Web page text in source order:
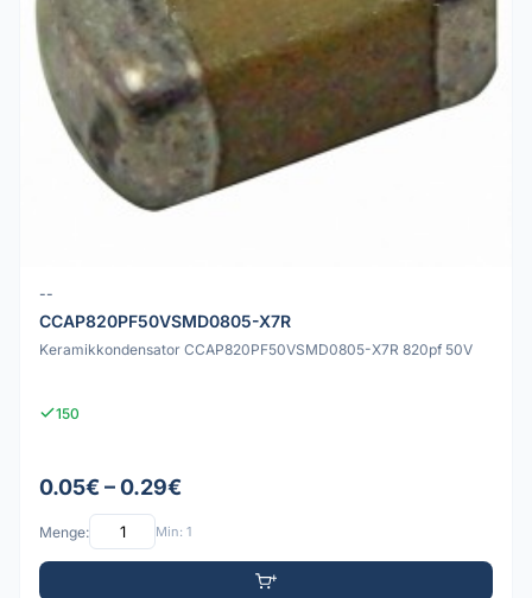
--
CCAP820PF50VSMD0805-X7R
Keramikkondensator CCAP820PF50VSMD0805-X7R 820pf 50V
150
0.05€ – 0.29€
Menge: Min: 1